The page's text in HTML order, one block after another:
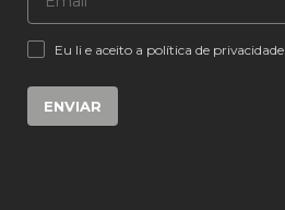
Eu li e aceito a política de privacidade
ENVIAR